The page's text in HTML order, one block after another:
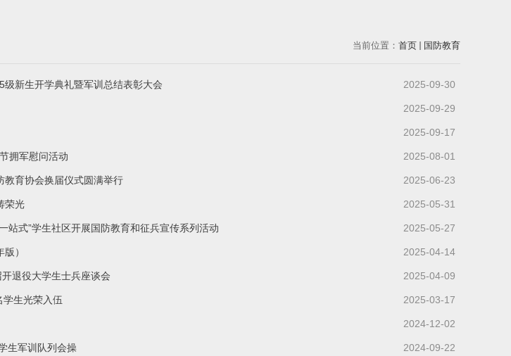
当前位置： 首页 国防教育
新生开学典礼暨军训总结表彰大会 2025-09-30
2025-09-29
2025-09-17
拥军慰问活动 2025-08-01
育协会换届仪式圆满举行 2025-06-23
荣光 2025-05-31
式”学生社区开展国防教育和征兵宣传系列活动 2025-05-27
） 2025-04-14
退役大学生士兵座谈会 2025-04-09
生光荣入伍 2025-03-17
2024-12-02
生军训队列会操 2024-09-22